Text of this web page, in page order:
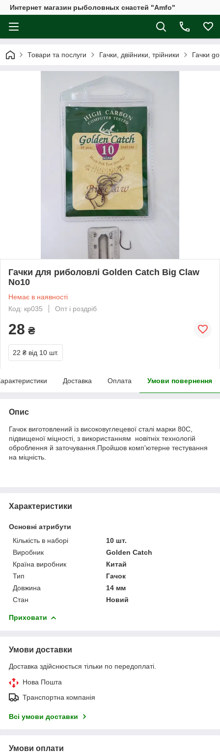
Интернет магазин рыболовных снастей "Amfo"
Товари та послуги Гачки, двійники, трійники Гачки
Гачки для риболовлі Golden Catch Big Claw
No10
Немає в наявності
Код: кр035
Опт і роздріб
28 ₴
22 ₴ від 10 шт.
Доставка Оплата Умови повернення
Опис
Гачок виготовлений із високовуглецевої сталі марки 80С,
підвищеної міцності, з використанням новітніх технологій
оброблення й заточування.Пройшов комп'ютерне тестування
на міцність.
Характеристики
Основні атрибути
Кількість в наборі
10 шт.
Виробник
Golden Catch
Країна виробник
Китай
Тип
Гачок
Довжина
14 мм
Стан
Новий
Приховати
Умови доставки
Доставка здійснюється тільки по передоплаті.
Нова Пошта
Транспортна компанія
Всі умови доставки
Умови оплати